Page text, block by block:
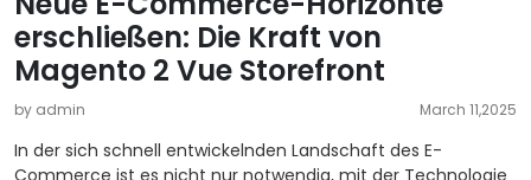
erschließen: Die Kraft von
Magento 2 Vue Storefront
by admin March 11,2025
In der sich schnell entwickelnden Landschaft des E-
Commerce ist es nicht nur notwendig, mit der Technologie